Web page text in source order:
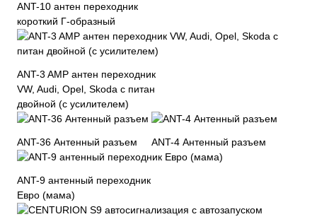
ANT-10 антен переходник
короткий Г-образный
ANT-3 AMP антен переходник
VW, Audi, Opel, Skoda с питан
двойной (с усилителем)
ANT-36 Антенный разъем ANT-4 Антенный разъем
ANT-9 антенный переходник
Евро (мама)